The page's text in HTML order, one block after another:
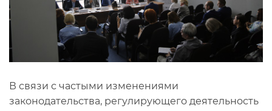
В связи с частыми изменениями
законодательства, регулирующего деятельность